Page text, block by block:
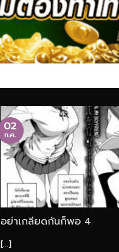
อย่าเกลียดกันก็พอ 4
[...]
02
ก.ค.